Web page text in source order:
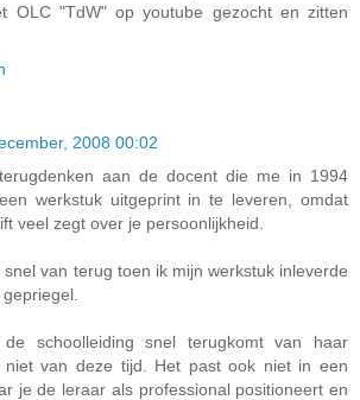
OLC "TdW" op youtube gezocht en zitten
2008 00:02
aan de docent die me in 1994
werkstuk uitgeprint in te leveren, omdat
veel zegt over je persoonlijkheid.
snel van terug toen ik mijn werkstuk inleverde
schoolleiding snel terugkomt van haar
niet van deze tijd. Het past ook niet in een
je de leraar als professional positioneert en